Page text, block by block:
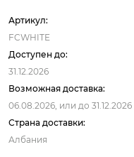
Артикул:
FCWHITE
Доступен до:
31.12.2026
Возможная доставка:
06.08.2026, или до 31.12.2026
Страна доставки:
Албания